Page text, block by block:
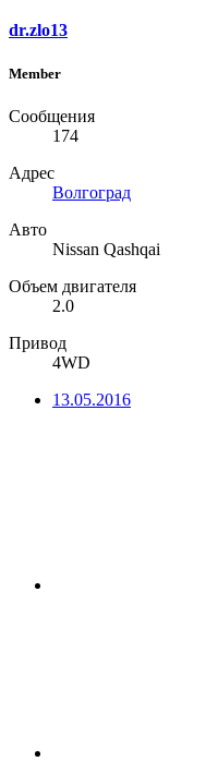
dr.zlo13
Member
Сообщения
174
Адрес
Волгоград
Авто
Nissan Qashqai
Объем двигателя
2.0
Привод
4WD
13.05.2016